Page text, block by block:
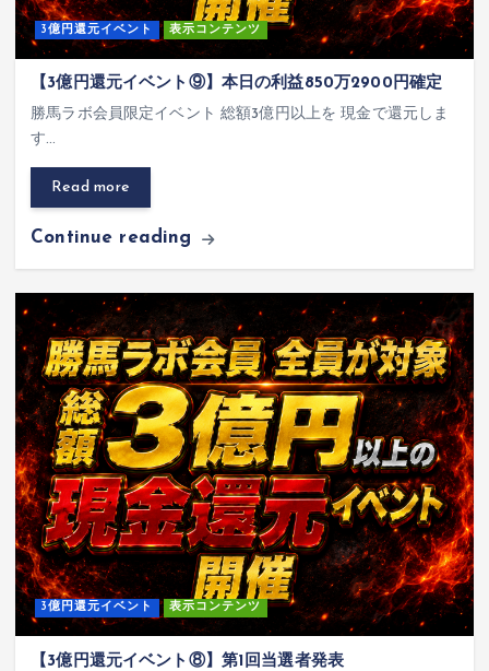
3億円還元イベント 表示コンテンツ
【3億円還元イベント⑨】本日の利益850万2900円確定
勝馬ラボ会員限定イベント 総額3億円以上を 現金で還元しま
す…
Read more
Continue reading
3億円還元イベント 表示コンテンツ
【3億円還元イベント⑧】第1回当選者発表